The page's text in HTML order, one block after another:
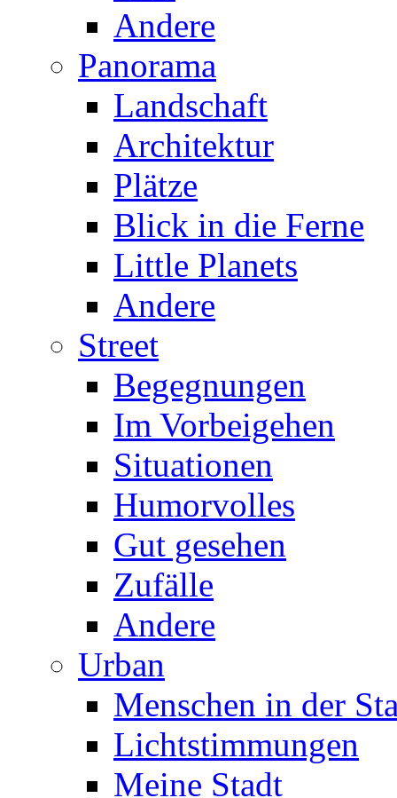
Andere
Panorama
Landschaft
Architektur
Plätze
Blick in die Ferne
Little Planets
Andere
Street
Begegnungen
Im Vorbeigehen
Situationen
Humorvolles
Gut gesehen
Zufälle
Andere
Urban
Menschen in der
Lichtstimmungen
Meine Stadt